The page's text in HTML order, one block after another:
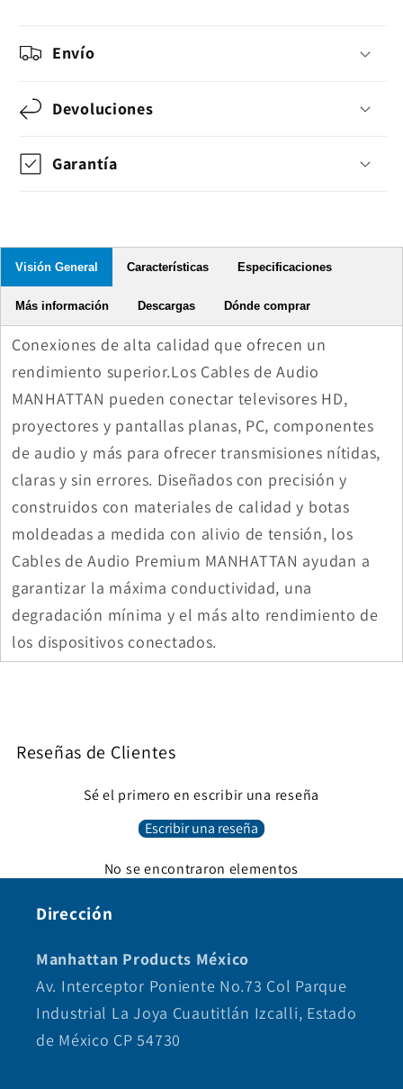
Envío
Devoluciones
Garantía
Visión General Características Especificaciones
Más información Descargas Dónde comprar
Conexiones de alta calidad que ofrecen un
rendimiento superior.Los Cables de Audio
MANHATTAN pueden conectar televisores HD,
proyectores y pantallas planas, PC, componentes
de audio y más para ofrecer transmisiones nítidas,
claras y sin errores. Diseñados con precisión y
construidos con materiales de calidad y botas
moldeadas a medida con alivio de tensión, los
Cables de Audio Premium MANHATTAN ayudan a
garantizar la máxima conductividad, una
degradación mínima y el más alto rendimiento de
los dispositivos conectados.
Reseñas de Clientes
Sé el primero en escribir una reseña
Escribir una reseña
No se encontraron elementos
Dirección
Manhattan Products México
Av. Interceptor Poniente No.73 Col Parque
Industrial La Joya Cuautitlán Izcalli, Estado
de México CP 54730